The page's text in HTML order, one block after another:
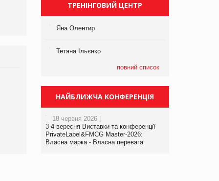
Брагина Людмила
Просування компанії на
www.trademaster.ua.
правила. Особливості.
ТРЕНІНГОВИЙ ЦЕНТР
Яна Олентир
Тетяна Ільєнко
повний список
НАЙБЛИЖЧА КОНФЕРЕНЦІЯ
18 червня 2026 |
3-4 вересня Виставки та конференції
PrivateLabel&FMCG Master-2026:
Власна марка - Власна перевага